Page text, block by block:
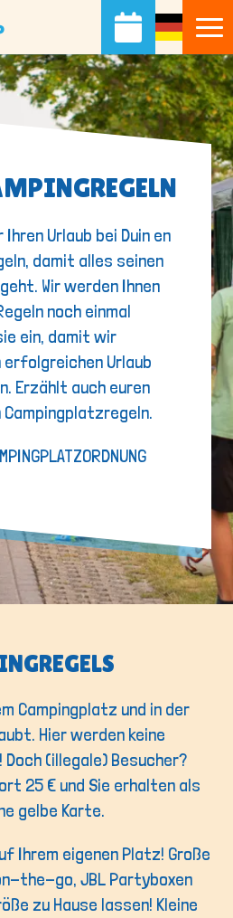
Urlaub bei Duin en
damit alles seinen
Wir werden Ihnen
noch einmal
ein, damit wir
erfolgreichen Urlaub
Erzählt auch euren
Campingplatz und in der
Hier werden keine
(illegale) Besucher?
25 € und Sie erhalten als
gelbe Karte.
Ihrem eigenen Platz! Große
the-go, JBL Partyboxen
zu Hause lassen! Kleine